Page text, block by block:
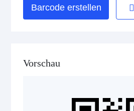
HIBC Code 128
HIBC MicroPDF417
Barcode erstellen
Vorschau